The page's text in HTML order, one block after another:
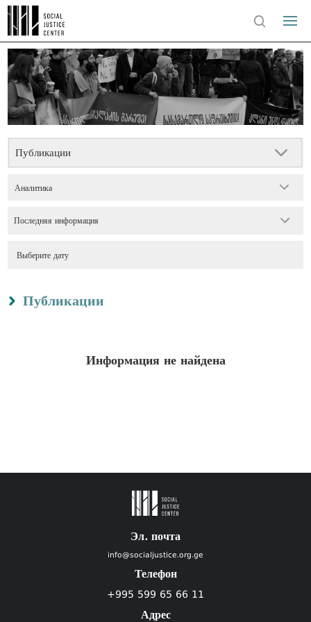
Публикации
Аналитика
Последняя информация
Публикации
Информация не найдена
Эл. почта
info@socialjustice.org.ge
Телефон
+995 599 65 66 11
Адрес